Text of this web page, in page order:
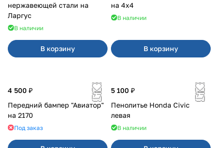
нержавеющей стали на
Ларгус
В наличии
В корзину
на 4х4
В наличии
В корзину
4 500 ₽
Передний бампер "Авиатор"
на 2170
Под заказ
5 100 ₽
Пенолитье Honda Civic
левая
В наличии